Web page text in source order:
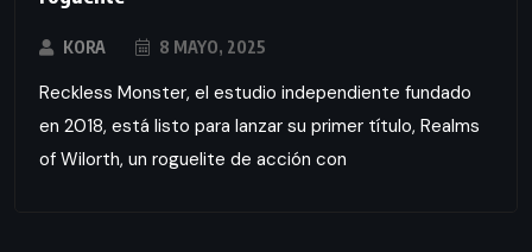
KORA 8 MAYO, 2025
Reckless Monster, el estudio independiente fundado
en 2018, está listo para lanzar su primer título, Realms
of Wilorth, un roguelite de acción con